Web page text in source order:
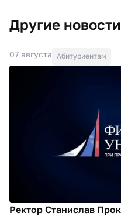
Другие новости
07 августа Абитуриентам
Ректор Станислав